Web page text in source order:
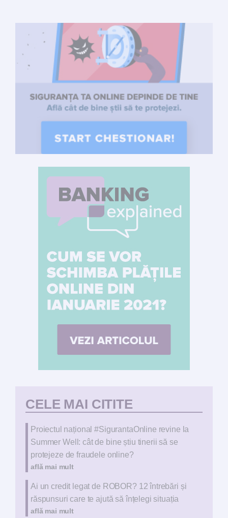
CELE MAI CITITE
Proiectul național #SigurantaOnline revine la
Summer Well: cât de bine știu tinerii să se
protejeze de fraudele online?
află mai mult
Ai un credit legat de ROBOR? 12 întrebări și
răspunsuri care te ajută să înțelegi situația
află mai mult